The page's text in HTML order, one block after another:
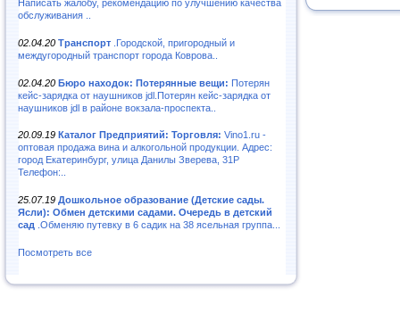
Написать жалобу, рекомендацию по улучшению качества
обслуживания ..
02.04.20 Транспорт .Городской, пригородный и
междугородный транспорт города Коврова..
02.04.20 Бюро находок: Потерянные вещи: Потерян
кейс-зарядка от наушников jdl.Потерян кейс-зарядка от
наушников jdl в районе вокзала-проспекта..
20.09.19 Каталог Предприятий: Торговля: Vino1.ru -
оптовая продажа вина и алкогольной продукции. Адрес:
город Екатеринбург, улица Данилы Зверева, 31Р
Телефон:..
25.07.19 Дошкольное образование (Детские сады.
Ясли): Обмен детскими садами. Очередь в детский
сад .Обменяю путевку в 6 садик на 38 ясельная группа...
Посмотреть все